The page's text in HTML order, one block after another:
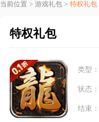
当前位置 > 游戏礼包 > 特权礼包
特权礼包
类型：
状态：
结束：